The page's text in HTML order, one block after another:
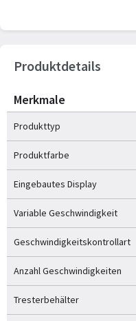
Produktdetails
Merkmale
Produkttyp
Produktfarbe
Eingebautes Display
Variable Geschwindigkeit
Geschwindigkeitskontrollart
Anzahl Geschwindigkeiten
Tresterbehälter